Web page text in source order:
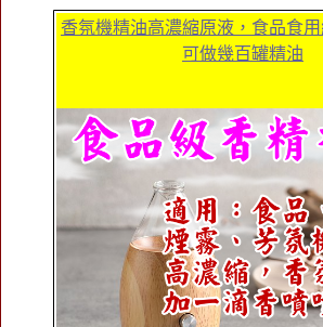
香氛機精油高濃縮原液，食品食
可做幾百罐精油